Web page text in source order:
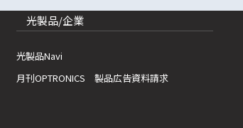
光製品/企業
光製品Navi
月刊OPTRONICS 製品広告資料請求